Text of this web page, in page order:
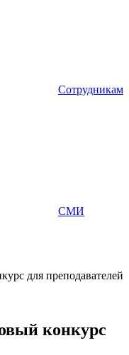
Сотрудникам
СМИ
для преподавателей
конкурс